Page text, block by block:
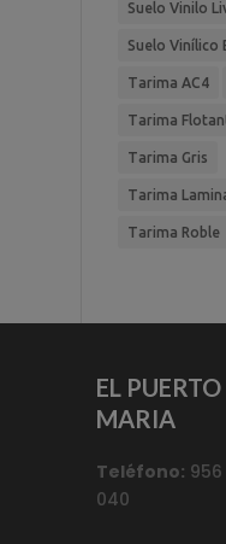
Suelo Vinilo
Suelo Vinílico
Tarima AC4
Tarima
Tarima Gris
Tarima
Tarima Roble
EL
MARIA
Teléfono: 956
040